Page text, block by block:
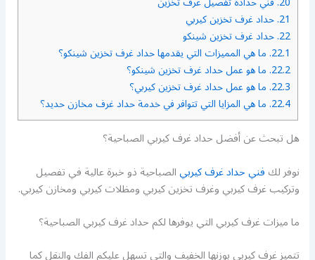
21. حداد غرف تخزين كيربي
22. حداد غرف تخزين شينكو
22.1. ما هي المميزات التي يقدمها حداد غرف تخزين شينكو؟
22.2. ما هو عمل حداد غرف تخزين شينكو؟
22.3. ما هو عمل حداد غرف تخزين كيربي؟
22.4. ما هي المزايا التي تتوافر في خدمة حداد غرف مخازن حديد؟
هل تبحث عن أفضل حداد غرف كيربي الصباحية؟
نوفر لكفني حداد غرف كيربيالصباحية ذو خبرة عالية في تفصيل
وتركيب غرف كيربي وغرف تخزين كيربي ومظلات كيربي ومخازن كيربي.
ما ميزات غرف كيربي التي يوفرها لكم حداد غرف كيربي الصباحية؟